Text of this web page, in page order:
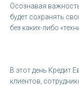
Осознавая
будет сохранять
без каких-либо
В этот день Кредит
клиентов,